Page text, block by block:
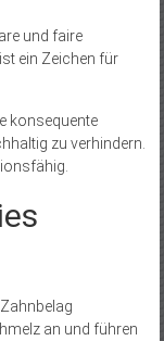
und faire
ein Zeichen für
konsequente
zu verhindern.
an und führen